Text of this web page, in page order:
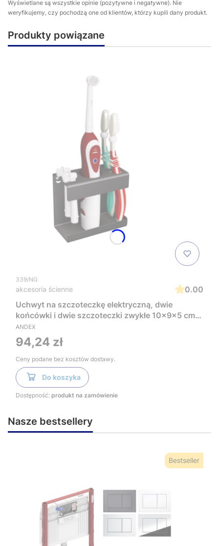
Wyświetlane są wszystkie opinie (pozytywne i negatywne). Nie
weryfikujemy, czy pochodzą one od klientów, którzy kupili dany produkt.
Produkty powiązane
339/NG
akcesoria ścienne
0.00
Uchwyt na szczoteczkę elektryczną, dwie
końcówki i dwie szczoteczki zwykłe 10x9x5 cm
czarny mat Andex Technic 339/NG
ANDEX
Cena
94,24 zł
Ceny podane bez kosztów dostawy.
Do koszyka
Dostępność: produkt na zamówienie
Nasze bestsellery
Bestseller